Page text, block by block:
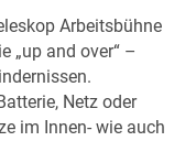
Arbeitsbühne
„up and over“ –
Netz oder
im Innen- wie auch